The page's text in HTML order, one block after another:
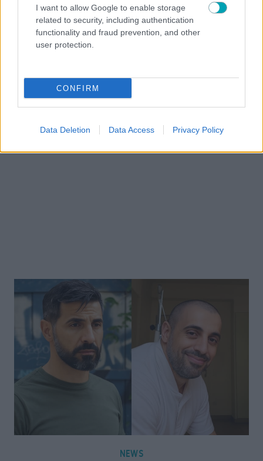
I want to allow Google to enable storage
related to security, including authentication
functionality and fraud prevention, and other
user protection.
CONFIRM
Data Deletion Data Access Privacy Policy
Έλενα Τσαγκρινού – Λάμπρος Κωνσταντάρας:
Γενέθλια με ερωτική αφιέρωση στα social media
NEWS